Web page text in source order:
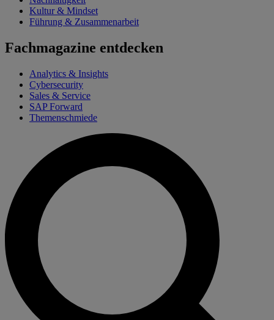
Kultur & Mindset
Führung & Zusammenarbeit
Fachmagazine entdecken
Analytics & Insights
Cybersecurity
Sales & Service
SAP Forward
Themenschmiede